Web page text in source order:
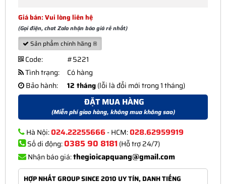
Giá bán: Vui lòng liên hệ
(Gọi điện, chat Zalo nhận báo giá rẻ nhất)
Sản phẩm chính hãng ®
Code:
#5221
Tình trạng:
Có hàng
Bảo hành:
12 tháng(lỗi là đổi mới trong 1 tháng)
ĐẶT MUA HÀNG
(Miễn phí giao hàng, không mua không sao)
Hà Nội:024.22255666- HCM:028.62959919
Số di động:0385 90 8181(Hỗ trợ 24/7)
Nhận báo giá:thegioicapquang@gmail.com
HỢP NHẤT GROUP SINCE 2010 UY TÍN, DANH TIẾNG